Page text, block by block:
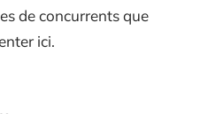
de concurrents que
ici.